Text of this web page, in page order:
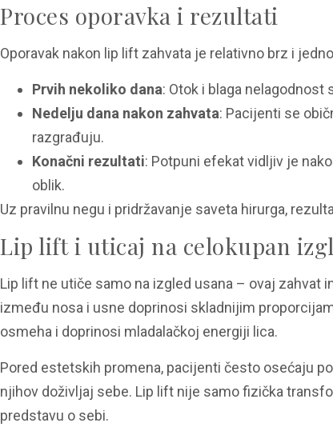
Proces oporavka i rezultati
Oporavak nakon lip lift zahvata je relativno brz i
Prvih nekoliko dana: Otok i blaga
Nedelju dana nakon zahvata: Pacijenti se
razgrađuju.
Konačni rezultati: Potpuni efekat vidljiv je
oblik.
Uz pravilnu negu i pridržavanje saveta hirurga,
Lip lift i uticaj na celokupan
Lip lift ne utiče samo na izgled usana – ovaj zahvat
između nosa i usne doprinosi skladnijim
osmeha i doprinosi mladalačkoj energiji lica.
Pored estetskih promena, pacijenti često osećaju
njihov doživljaj sebe. Lip lift nije samo fizička
predstavu o sebi.